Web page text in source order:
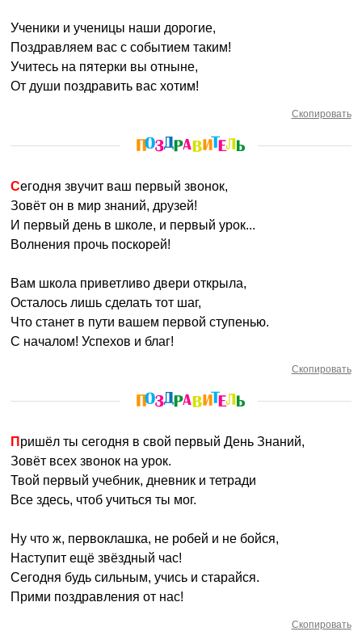
Ученики и ученицы наши дорогие,
Поздравляем вас с событием таким!
Учитесь на пятерки вы отныне,
От души поздравить вас хотим!
Скопировать
Сегодня звучит ваш первый звонок,
Зовёт он в мир знаний, друзей!
И первый день в школе, и первый урок...
Волнения прочь поскорей!
Вам школа приветливо двери открыла,
Осталось лишь сделать тот шаг,
Что станет в пути вашем первой ступенью.
С началом! Успехов и благ!
Скопировать
Пришёл ты сегодня в свой первый День Знаний,
Зовёт всех звонок на урок.
Твой первый учебник, дневник и тетради
Все здесь, чтоб учиться ты мог.
Ну что ж, первоклашка, не робей и не бойся,
Наступит ещё звёздный час!
Сегодня будь сильным, учись и старайся.
Прими поздравления от нас!
Скопировать